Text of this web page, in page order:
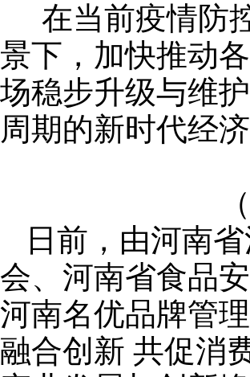
在当前疫情防
景下，加快推动
场稳步升级与维
周期的新时代经
日前，由河南
会、河南省食品
河南名优品牌管
融合创新 共促消